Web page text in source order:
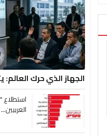
الجهاز الذي حرك
استطلاع
العربيين...